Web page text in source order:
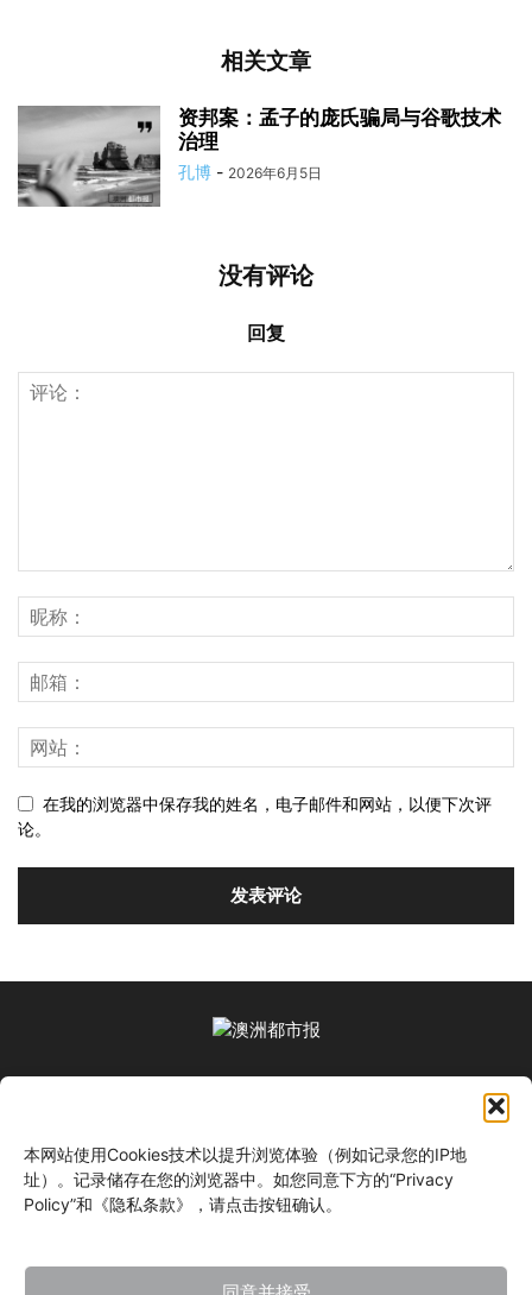
本网站使用Cookies技术以提升浏览体验（例如记录您的IP地
址）。记录储存在您的浏览器中。如您同意下方的“Privacy
Policy”和《隐私条款》，请点击按钮确认。
相关文章
资邦案：孟子的庞氏骗局与谷歌技术
治理
孔博 - 2026年6月5日
没有评论
回复
在我的浏览器中保存我的姓名，电子邮件和网站，以便下次评
论。
关注我们